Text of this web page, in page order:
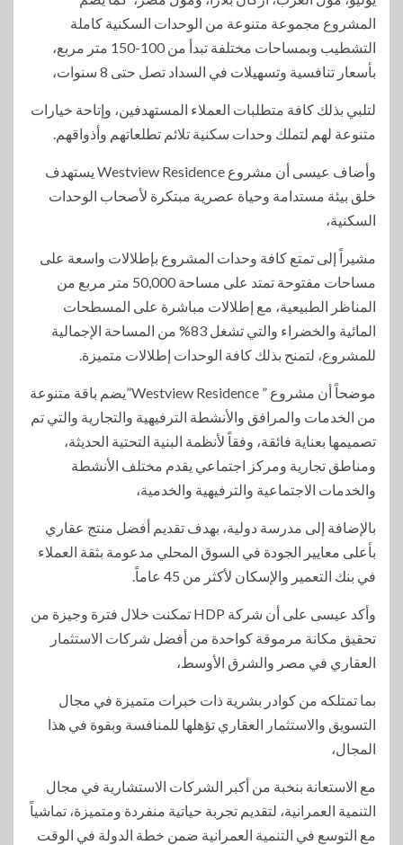
المشروع مجموعة متنوعة من الوحدات السكنية كاملة
التشطيب وبمساحات مختلفة تبدأ من 100-150 متر مربع،
بأسعار تنافسية وتسهيلات في السداد تصل حتى 8 سنوات،
لتلبي بذلك كافة متطلبات العملاء المستهدفين، وإتاحة خيارات
متنوعة لهم لتملك وحدات سكنية تلائم تطلعاتهم وأذواقهم.
وأضاف عيسى أن مشروع Westview Residence يستهدف
خلق بيئة مستدامة وحياة عصرية مبتكرة لأصحاب الوحدات
السكنية،
مشيراً إلى تمتع كافة وحدات المشروع بإطلالات واسعة على
مساحات مفتوحة تمتد على مساحة 50,000 متر مربع من
المناظر الطبيعية، مع إطلالات مباشرة على المسطحات
المائية والخضراء والتي تشغل 83% من المساحة الإجمالية
للمشروع، لتمنح بذلك كافة الوحدات إطلالات متميزة.
موضحاً أن مشروع ” Westview Residence”يضم باقة متنوعة
من الخدمات والمرافق والأنشطة الترفيهية والتجارية والتي تم
تصميمها بعناية فائقة، وفقاً لأنظمة البنية التحتية الحديثة،
ومناطق تجارية ومركز اجتماعي يقدم مختلف الأنشطة
والخدمات الاجتماعية والترفيهية والخدمية،
بالإضافة إلى مدرسة دولية، بهدف تقديم أفضل منتج عقاري
بأعلى معايير الجودة في السوق المحلي مدعومة بثقة العملاء
في بنك التعمير والإسكان لأكثر من 45 عاماً.
وأكد عيسى على أن شركة HDP تمكنت خلال فترة وجيزة من
تحقيق مكانة مرموقة كواحدة من أفضل شركات الاستثمار
العقاري في مصر والشرق الأوسط،
بما تمتلكه من كوادر بشرية ذات خبرات متميزة في مجال
التسويق والاستثمار العقاري تؤهلها للمنافسة وبقوة في هذا
المجال،
مع الاستعانة بنخبة من أكبر الشركات الاستشارية في مجال
التنمية العمرانية، لتقديم تجربة حياتية منفردة ومتميزة، تماشياً
مع التوسع في التنمية العمرانية ضمن خطة الدولة في الوقت